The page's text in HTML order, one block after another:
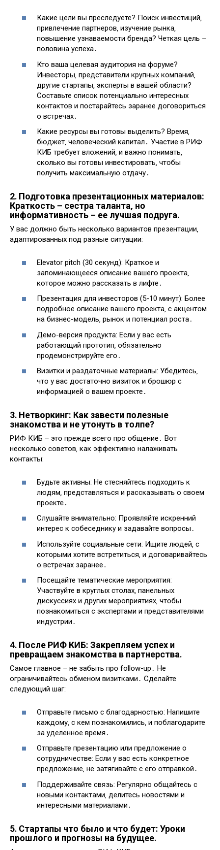
Какие цели вы преследуете? Поиск инвестиций‚
привлечение партнеров‚ изучение рынка‚
повышение узнаваемости бренда? Четкая цель –
половина успеха․
Кто ваша целевая аудитория на форуме?
Инвесторы‚ представители крупных компаний‚
другие стартапы‚ эксперты в вашей области?
Составьте список потенциально интересных
контактов и постарайтесь заранее договориться
о встречах․
Какие ресурсы вы готовы выделить? Время‚
бюджет‚ человеческий капитал․ Участие в РИФ
КИБ требует вложений‚ и важно понимать‚
сколько вы готовы инвестировать‚ чтобы
получить максимальную отдачу․
2․ Подготовка презентационных материалов:
Краткость – сестра таланта‚ но
информативность – ее лучшая подруга․
У вас должно быть несколько вариантов презентации‚
адаптированных под разные ситуации:
Elevator pitch (30 секунд): Краткое и
запоминающееся описание вашего проекта‚
которое можно рассказать в лифте․
Презентация для инвесторов (5-10 минут): Более
подробное описание вашего проекта‚ с акцентом
на бизнес-модель‚ рынок и потенциал роста․
Демо-версия продукта: Если у вас есть
работающий прототип‚ обязательно
продемонстрируйте его․
Визитки и раздаточные материалы: Убедитесь‚
что у вас достаточно визиток и брошюр с
информацией о вашем проекте․
3․ Нетворкинг: Как завести полезные
знакомства и не утонуть в толпе?
РИФ КИБ – это прежде всего про общение․ Вот
несколько советов‚ как эффективно налаживать
контакты:
Будьте активны: Не стесняйтесь подходить к
людям‚ представляться и рассказывать о своем
проекте․
Слушайте внимательно: Проявляйте искренний
интерес к собеседнику и задавайте вопросы․
Используйте социальные сети: Ищите людей‚ с
которыми хотите встретиться‚ и договаривайтесь
о встречах заранее․
Посещайте тематические мероприятия:
Участвуйте в круглых столах‚ панельных
дискуссиях и других мероприятиях‚ чтобы
познакомиться с экспертами и представителями
индустрии․
4․ После РИФ КИБ: Закрепляем успех и
превращаем знакомства в партнерства․
Самое главное – не забыть про follow-up․ Не
ограничивайтесь обменом визитками․ Сделайте
следующий шаг:
Отправьте письмо с благодарностью: Напишите
каждому‚ с кем познакомились‚ и поблагодарите
за уделенное время․
Отправьте презентацию или предложение о
сотрудничестве: Если у вас есть конкретное
предложение‚ не затягивайте с его отправкой․
Поддерживайте связь: Регулярно общайтесь с
новыми контактами‚ делитесь новостями и
интересными материалами․
5․ Стартапы что было и что будет: Уроки
прошлого и прогнозы на будущее․